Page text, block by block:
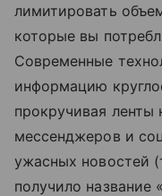
лимитировать
которые вы
Современные
информацию
прокручивая ленты
мессенджеров и
ужасных новостей
получило